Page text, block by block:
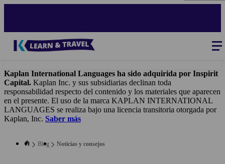
Kaplan International Languages ha sido adquirida por Inspirit
Capital. Kaplan Inc. y sus subsidiarias declinan toda
responsabilidad respecto del contenido y los materiales que aparecen
en el presente. El uso de la marca KAPLAN INTERNATIONAL
LANGUAGES se realiza bajo una licencia transitoria otorgada por
Kaplan, Inc. Saber más
Blog Noticias y consejos